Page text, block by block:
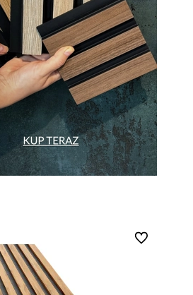
Do ulubionych